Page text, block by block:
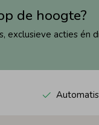
de hoogte?
exclusieve acties én